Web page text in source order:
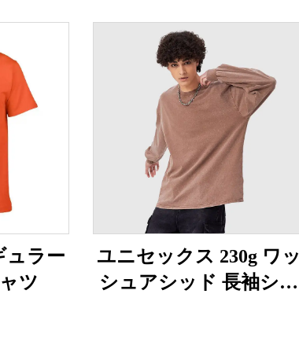
ュラー
ツ
ユニセックス 230g ワッ
シュアシッド 長袖シャ